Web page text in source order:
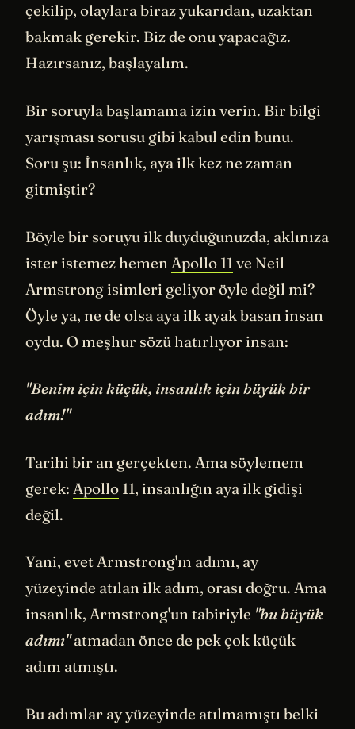
çekilip, olaylara biraz yukarıdan, uzaktan
bakmak gerekir. Biz de onu yapacağız.
Hazırsanız, başlayalım.
Bir soruyla başlamama izin verin. Bir bilgi
yarışması sorusu gibi kabul edin bunu.
Soru şu: İnsanlık, aya ilk kez ne zaman
gitmiştir?
Böyle bir soruyu ilk duyduğunuzda, aklınıza
ister istemez hemen Apollo 11 ve Neil
Armstrong isimleri geliyor öyle değil mi?
Öyle ya, ne de olsa aya ilk ayak basan insan
oydu. O meşhur sözü hatırlıyor insan:
"Benim için küçük, insanlık için büyük bir
adım!"
Tarihi bir an gerçekten. Ama söylemem
gerek: Apollo 11, insanlığın aya ilk gidişi
değil.
Yani, evet Armstrong'ın adımı, ay
yüzeyinde atılan ilk adım, orası doğru. Ama
insanlık, Armstrong'un tabiriyle "bu büyük
adımı"atmadan önce de pek çok küçük
adım atmıştı.
Bu adımlar ay yüzeyinde atılmamıştı belki